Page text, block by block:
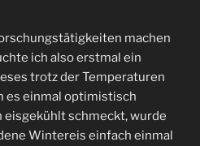
machen
ich also erstmal ein
trotz der Temperaturen
es einmal optimistisch
eisgekühlt schmeckt, wurde
Wintereis einfach einmal